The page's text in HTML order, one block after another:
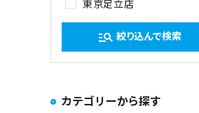
東京足立店
manage_search 絞り込んで検索
カテゴリーから探す